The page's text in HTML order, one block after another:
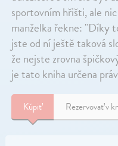
sportovním hřišti, ale
manželka řekne: "Díky
jste od ní ještě taková
že nejste zrovna
je tato kniha určena
Kúpiť Rezervovať v